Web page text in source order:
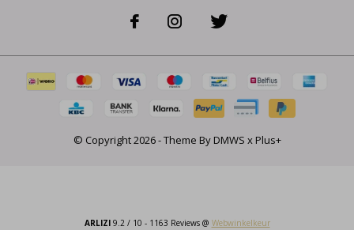
© Copyright2026- Theme ByDMWS xPlus+
ARLIZI9.2/ 10 - 1163 Reviews @ Webwinkelkeur